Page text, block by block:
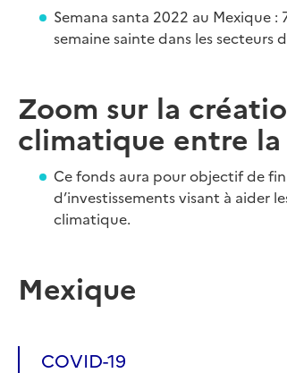
Semana santa 2022 au Mexique :
semaine sainte dans les secteurs
Zoom sur la
climatique entre la
Ce fonds aura pour objectif de
d’investissements visant à aider
climatique.
Mexique
COVID-19